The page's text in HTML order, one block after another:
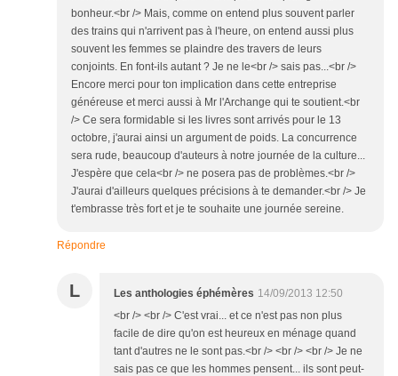
bonheur.<br /> Mais, comme on entend plus souvent parler
des trains qui n'arrivent pas à l'heure, on entend aussi plus
souvent les femmes se plaindre des travers de leurs
conjoints. En font-ils autant ? Je ne le<br /> sais pas...<br />
Encore merci pour ton implication dans cette entreprise
généreuse et merci aussi à Mr l'Archange qui te soutient.<br
/> Ce sera formidable si les livres sont arrivés pour le 13
octobre, j'aurai ainsi un argument de poids. La concurrence
sera rude, beaucoup d'auteurs à notre journée de la culture...
J'espère que cela<br /> ne posera pas de problèmes.<br />
J'aurai d'ailleurs quelques précisions à te demander.<br /> Je
t'embrasse très fort et je te souhaite une journée sereine.
Répondre
L Les anthologies éphémères 14/09/2013 12:50
<br /> <br /> C'est vrai... et ce n'est pas non plus
facile de dire qu'on est heureux en ménage quand
tant d'autres ne le sont pas.<br /> <br /> <br /> Je ne
sais pas ce que les hommes pensent... ils sont peut-